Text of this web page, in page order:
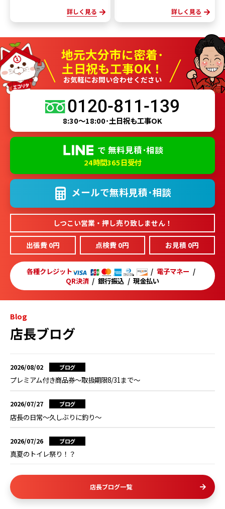
詳しく見る 詳しく見る
地元大分市に密着･
土日祝も工事OK！
お気軽にお問い合わせください
0120-811-139
8:30～18:00･土日祝も工事OK
で 無料見積･相談
24時間365日受付
メールで無料見積･相談
しつこい営業・押し売り致しません！
出張費 0円 点検費 0円 お見積 0円
各種クレジット
電子マネー
QR決済
銀行振込 現金払い
Blog
店長ブログ
2026/08/02 ブログ
プレミアム付き商品券～取扱期限8/31まで～
2026/07/27 ブログ
店長の日常～久しぶりに釣り～
2026/07/26 ブログ
真夏のトイレ祭り！？
店長ブログ一覧